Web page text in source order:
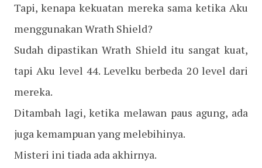
Tapi, kenapa kekuatan mereka sama ketika Aku
menggunakan Wrath Shield?
Sudah dipastikan Wrath Shield itu sangat kuat,
tapi Aku level 44. Levelku berbeda 20 level dari
mereka.
Ditambah lagi, ketika melawan paus agung, ada
juga kemampuan yang melebihinya.
Misteri ini tiada ada akhirnya.